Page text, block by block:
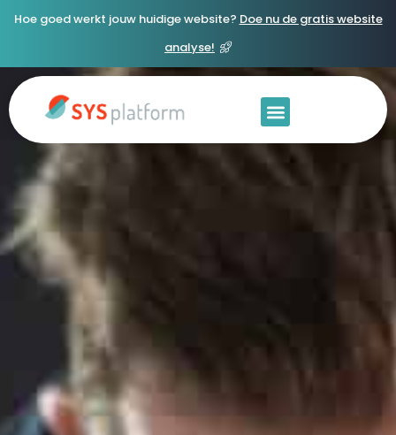
Hoe goed werkt jouw huidige website? Doe nu de gratis website
analyse!